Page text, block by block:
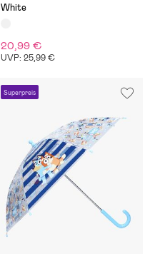
White
20,99 €
UVP: 25,99 €
Superpreis